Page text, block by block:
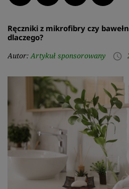
Ręczniki z mikrofibry czy
dlaczego?
Autor:Artykuł sponsorowany access_time